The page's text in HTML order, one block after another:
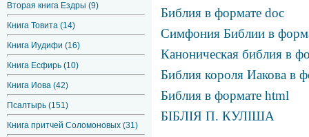
Вторая книга Ездры (9)
Книга Товита (14)
Книга Иудифи (16)
Книга Есфирь (10)
Книга Иова (42)
Псалтырь (151)
Книга притчей Соломоновых (31)
Библия в формате doc
Симфония Библии в
Каноническая библия в
Библия короля Иакова в
Библия в формате html
БІБЛІЯ П. КУЛІША